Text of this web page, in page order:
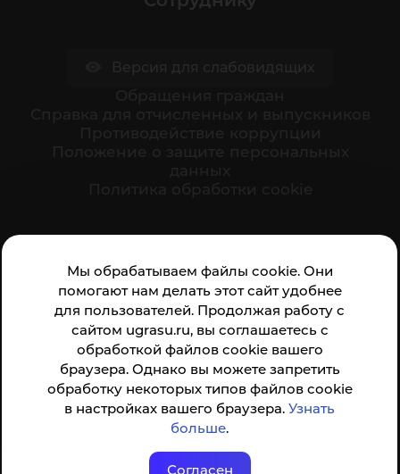
Мы обрабатываем файлы cookie. Они
помогают нам делать этот сайт удобнее
для пользователей. Продолжая работу с
сайтом ugrasu.ru, вы соглашаетесь с
обработкой файлов cookie вашего
браузера. Однако вы можете запретить
обработку некоторых типов файлов cookie
в настройках вашего браузера.Узнать
больше.
Согласен
организации:
Анкета доступна по QR-коду, а так же по прямой
ссылке